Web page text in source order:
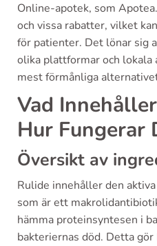
Online-apotek, som
och vissa rabatter, vilket
för patienter. Det lönar sig
olika plattformar och
mest förmånliga
Vad
Hur Fungerar
Översikt av
Rulide innehåller den
som är ett
hämma proteinsyntesen i
bakteriernas död. Detta